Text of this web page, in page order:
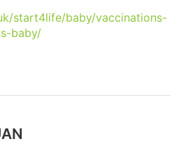
start4life/baby/vaccinations-
baby/